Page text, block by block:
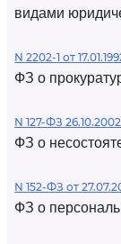
видами
N 2202-1 от
ФЗ о
N 127-ФЗ 26.10.2002
ФЗ о
N 152-ФЗ от
ФЗ о